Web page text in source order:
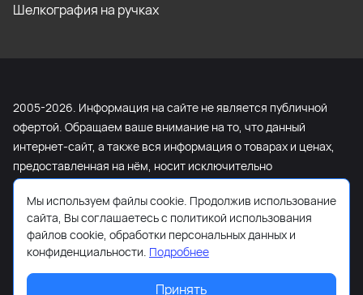
Шелкография на ручках
2005-2026. Информация на сайте не является публичной
офертой. Обращаем ваше внимание на то, что данный
интернет-сайт, а также вся информация о товарах и ценах,
предоставленная на нём, носит исключительно
информационный характер и ни при каких условиях не
является публичной офертой, определяемой положениями
Статьи 437 Гражданского кодекса Российской Федерации.
Для получения подробной информации о наличии и
стоимости указанных товаров и (или) услуг, пожалуйста,
обращайтесь к менеджеру сайта с помощью специальной
Мы используем файлы cookie. Продолжив использование
сайта, Вы соглашаетесь с политикой использования
файлов cookie, обработки персональных данных и
конфиденциальности. Подробнее
Принять